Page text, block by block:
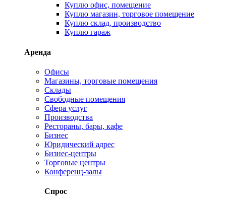
Куплю офис, помещение
Куплю магазин, торговое помещение
Куплю склад, производство
Куплю гараж
Аренда
Офисы
Магазины, торговые помещения
Склады
Свободные помещения
Сфера услуг
Производства
Рестораны, бары, кафе
Бизнес
Юридический адрес
Бизнес-центры
Торговые центры
Конференц-залы
Спрос